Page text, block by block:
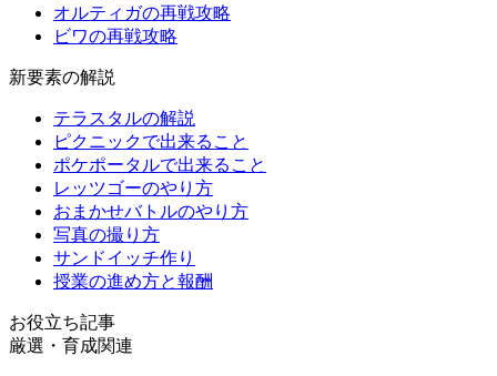
オルティガの再戦攻略
ビワの再戦攻略
新要素の解説
テラスタルの解説
ピクニックで出来ること
ポケポータルで出来ること
レッツゴーのやり方
おまかせバトルのやり方
写真の撮り方
サンドイッチ作り
授業の進め方と報酬
お役立ち記事
厳選・育成関連